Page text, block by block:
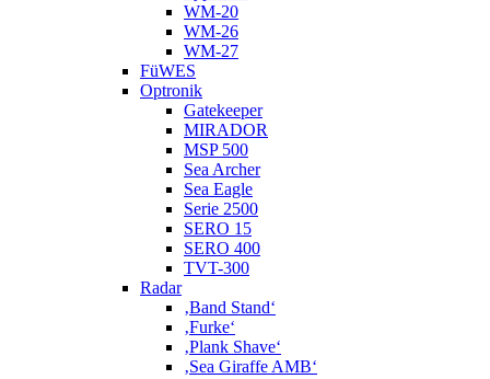
WM-20
WM-26
WM-27
FüWES
Optronik
Gatekeeper
MIRADOR
MSP 500
Sea Archer
Sea Eagle
Serie 2500
SERO 15
SERO 400
TVT-300
Radar
‚Band Stand‘
‚Furke‘
‚Plank Shave‘
‚Sea Giraffe AMB‘